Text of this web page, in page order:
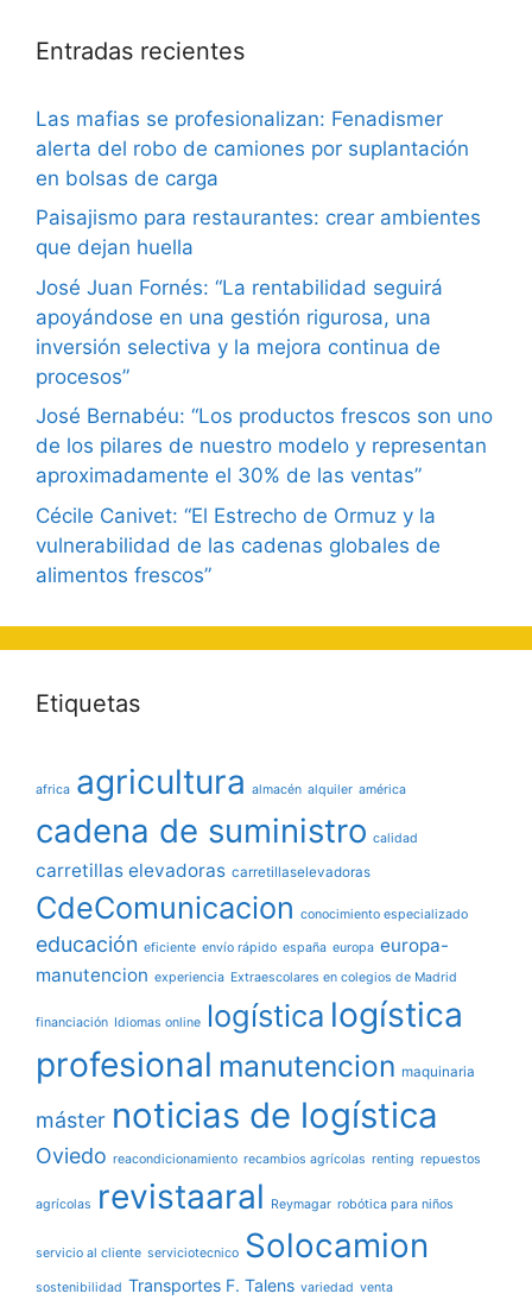
Entradas recientes
Las mafias se profesionalizan: Fenadismer
alerta del robo de camiones por suplantación
en bolsas de carga
Paisajismo para restaurantes: crear ambientes
que dejan huella
José Juan Fornés: “La rentabilidad seguirá
apoyándose en una gestión rigurosa, una
inversión selectiva y la mejora continua de
procesos”
José Bernabéu: “Los productos frescos son uno
de los pilares de nuestro modelo y representan
aproximadamente el 30% de las ventas”
Cécile Canivet: “El Estrecho de Ormuz y la
vulnerabilidad de las cadenas globales de
alimentos frescos”
Etiquetas
africa agricultura almacén alquiler américa
cadena de suministro calidad
carretillas elevadoras carretillaselevadoras
CdeComunicacion conocimiento especializado
educación eficiente envío rápido españa europa europa-
manutencion experiencia Extraescolares en colegios de Madrid
financiación Idiomas online logística logística
profesional manutencion maquinaria
máster noticias de logística
Oviedo reacondicionamiento recambios agrícolas renting repuestos
agrícolas revistaaral Reymagar robótica para niños
servicio al cliente serviciotecnico Solocamion
sostenibilidad Transportes F. Talens variedad venta